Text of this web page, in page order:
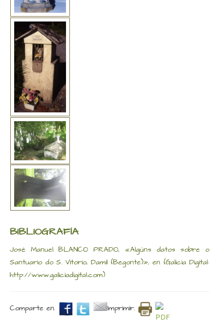
BIBLIOGRAFÍA
José Manuel BLANCO PRADO, «Algúns datos sobre o
Santuario do S. Vitorio, Damil (Begonte)», en (Galicia Digital:
http://www.galiciadigital.com)
Comparte en. Imprimir.